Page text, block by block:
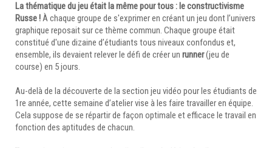
La thématique du jeu était la même pour tous : le constructivisme
Russe !À chaque groupe de s'exprimer en créant un jeu dont l’univers
graphique reposait sur ce thème commun. Chaque groupe était
constitué d'une dizaine d’étudiants tous niveaux confondus et,
ensemble, ils devaient relever le défi de créer un runner(jeu de
course) en 5 jours.
Au-delà de la découverte de la section jeu vidéo pour les étudiants de
1re année, cette semaine d’atelier vise à les faire travailler en équipe.
Cela suppose de se répartir de façon optimale et efficace le travail en
fonction des aptitudes de chacun.